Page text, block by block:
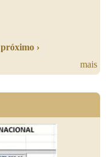
próximo ›
mais